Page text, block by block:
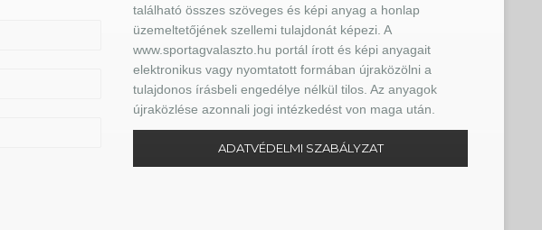
található összes szöveges és képi anyag a honlap
üzemeltetőjének szellemi tulajdonát képezi. A
www.sportagvalaszto.hu portál írott és képi anyagait
elektronikus vagy nyomtatott formában újraközölni a
tulajdonos írásbeli engedélye nélkül tilos. Az anyagok
újraközlése azonnali jogi intézkedést von maga után.
ADATVÉDELMI SZABÁLYZAT